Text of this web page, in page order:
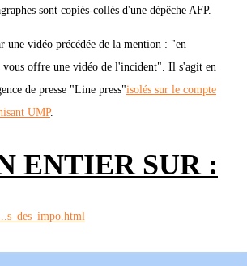
sont copiés-collés d'une dépêche AFP.
vidéo précédée de la mention : "en
offre une vidéo de l'incident". Il s'agit en
de presse "Line press"isolés sur le compte
UMP.
ENTIER SUR :